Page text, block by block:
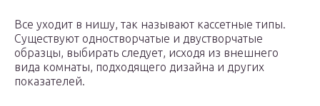
Все уходит в нишу, так называют кассетные типы.
Существуют одностворчатые и двустворчатые
образцы, выбирать следует, исходя из внешнего
вида комнаты, подходящего дизайна и других
показателей.